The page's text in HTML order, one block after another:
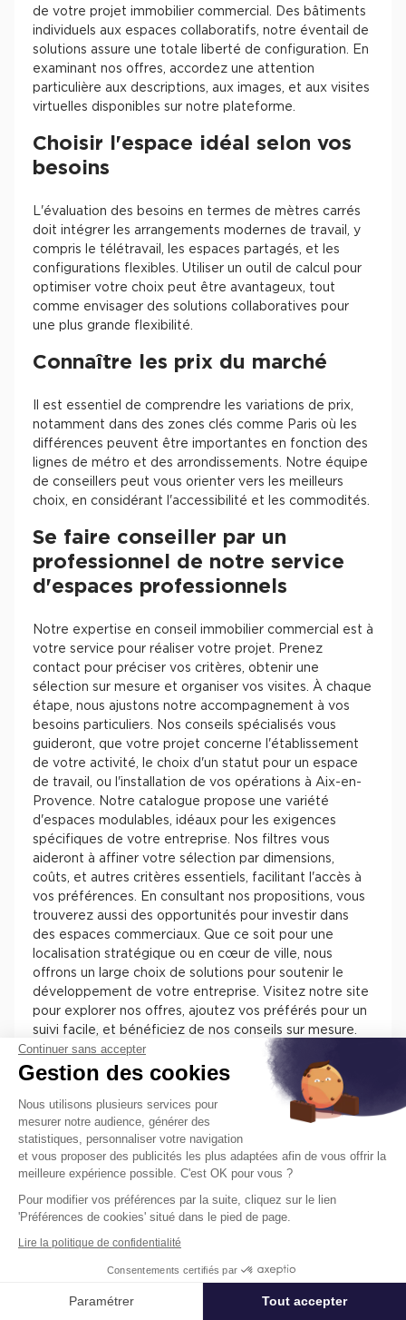
Affiner ma recherche
de votre projet immobilier commercial. Des bâtiments
individuels aux espaces collaboratifs, notre éventail de
solutions assure une totale liberté de configuration. En
examinant nos offres, accordez une attention
particulière aux descriptions, aux images, et aux visites
virtuelles disponibles sur notre plateforme.
Choisir l'espace idéal selon vos
besoins
L'évaluation des besoins en termes de mètres carrés
doit intégrer les arrangements modernes de travail, y
compris le télétravail, les espaces partagés, et les
configurations flexibles. Utiliser un outil de calcul pour
optimiser votre choix peut être avantageux, tout
comme envisager des solutions collaboratives pour
une plus grande flexibilité.
Connaître les prix du marché
Il est essentiel de comprendre les variations de prix,
notamment dans des zones clés comme Paris où les
différences peuvent être importantes en fonction des
lignes de métro et des arrondissements. Notre équipe
de conseillers peut vous orienter vers les meilleurs
choix, en considérant l'accessibilité et les commodités.
Se faire conseiller par un
professionnel de notre service
d'espaces professionnels
Notre expertise en conseil immobilier commercial est à
votre service pour réaliser votre projet. Prenez
contact pour préciser vos critères, obtenir une
sélection sur mesure et organiser vos visites. À chaque
étape, nous ajustons notre accompagnement à vos
besoins particuliers. Nos conseils spécialisés vous
guideront, que votre projet concerne l'établissement
de votre activité, le choix d'un statut pour un espace
de travail, ou l'installation de vos opérations à Aix-en-
Provence. Notre catalogue propose une variété
d'espaces modulables, idéaux pour les exigences
spécifiques de votre entreprise. Nos filtres vous
aideront à affiner votre sélection par dimensions,
coûts, et autres critères essentiels, facilitant l'accès à
vos préférences. En consultant nos propositions, vous
trouverez aussi des opportunités pour investir dans
des espaces commerciaux. Que ce soit pour une
localisation stratégique ou en cœur de ville, nous
offrons un large choix de solutions pour soutenir le
développement de votre entreprise. Visitez notre site
pour explorer nos offres, ajoutez vos préférés pour un
suivi facile, et bénéficiez de nos conseils sur mesure.
Chez Cushman & Wakefield, nous nous engageons à
vous assister dans la sélection de l'espace parfait pour
Trouvez facilement nos annonces de
locaux à louer ou à vendre en France
pour installer votre entreprise.
Les différentes offres de locaux en France présentent
trouverez des informations concernant l’actif, des
Continuer sans accepter
Gestion des cookies
Nous utilisons plusieurs services pour
mesurer notre audience, générer des
statistiques, personnaliser votre navigation
et vous proposer des publicités les plus adaptées afin de vous offrir la
meilleure expérience possible. C'est OK pour vous ?
Pour modifier vos préférences par la suite, cliquez sur le lien
'Préférences de cookies' situé dans le pied de page.
Lire la politique de confidentialité
Consentements certifiés par
Paramétrer Tout accepter